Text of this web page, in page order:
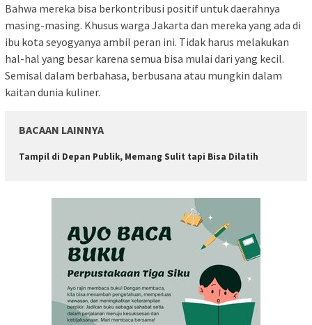
Bahwa mereka bisa berkontribusi positif untuk daerahnya
masing-masing. Khusus warga Jakarta dan mereka yang ada di
ibu kota seyogyanya ambil peran ini. Tidak harus melakukan
hal-hal yang besar karena semua bisa mulai dari yang kecil.
Semisal dalam berbahasa, berbusana atau mungkin dalam
kaitan dunia kuliner.
BACAAN LAINNYA
Tampil di Depan Publik, Memang Sulit tapi Bisa Dilatih